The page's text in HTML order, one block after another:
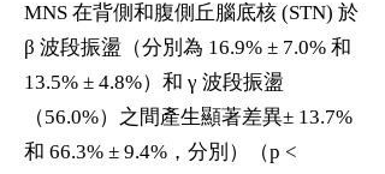
MNS 在背側和腹側丘腦底核 (STN) 於
β 波段振盪（分別為 16.9% ± 7.0% 和
13.5% ± 4.8%）和 γ 波段振盪
（56.0%）之間產生顯著差異± 13.7%
和 66.3% ± 9.4%，分別）（p <